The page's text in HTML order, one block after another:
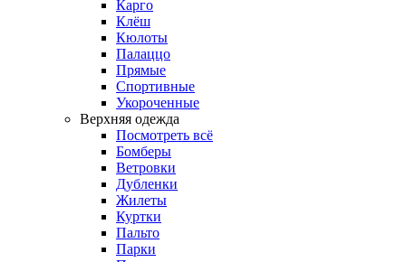
Карго
Клёш
Кюлоты
Палаццо
Прямые
Спортивные
Укороченные
Верхняя одежда
Посмотреть всё
Бомберы
Ветровки
Дубленки
Жилеты
Куртки
Пальто
Парки